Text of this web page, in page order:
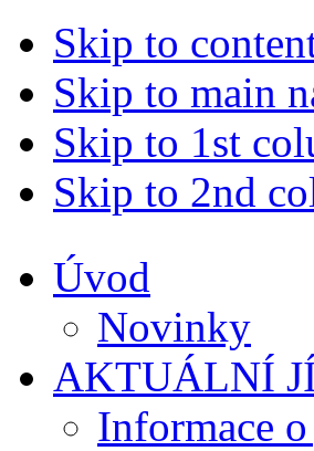
Skip to
Skip to main
Skip to 1st
Skip to 2nd
Úvod
Novinky
AKTUÁLNÍ
Informace